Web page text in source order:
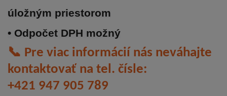
úložným priestorom
• Odpočet DPH možný
📞 Pre viac informácií nás neváhajte
kontaktovať na tel. čísle:
+421 947 905 789